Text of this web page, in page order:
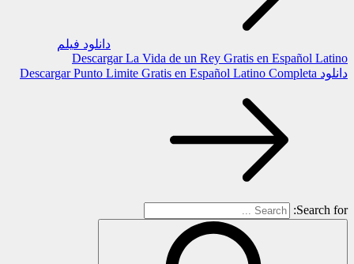
دانلود فیلم
Descargar La Vida de un Rey Gratis en Español Latino
دانلود Descargar Punto Limite Gratis en Español Latino Completa
Search for: